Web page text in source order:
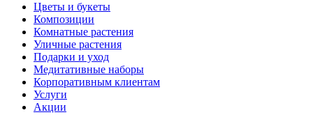
Цветы и букеты
Композиции
Комнатные растения
Уличные растения
Подарки и уход
Медитативные наборы
Корпоративным клиентам
Услуги
Акции